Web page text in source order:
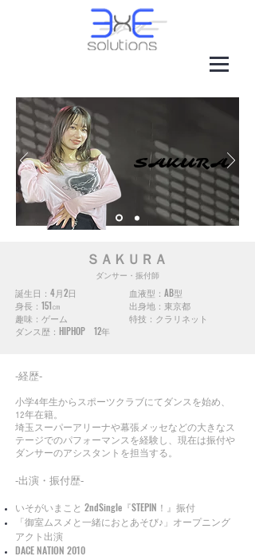
SAKURA
SAKURA
​ＳＡＫＵＲＡ
ダンサー・振付師
誕生日：4月2日 血液型：AB型
身長：151㎝ 出身地：東京都
趣味：ゲーム 特技：クラリネット
​ダンス歴：HIPHOP 12年
‐経歴‐
小学4年生からスポーツクラブにてダンスを始め、
12年在籍。
埼玉スーパーアリーナや幕張メッセなどの大きなス
テージでのパフォーマンスを経験し、現在は振付や
ダンサーのアシスタントを担当する。
‐出演・振付歴‐
いそがいまこと 2ndSingle『STEPIN！』振付
「御室ムスメと一緒におとあそび♪」オープニング
アクト出演
DACE NATION 2010